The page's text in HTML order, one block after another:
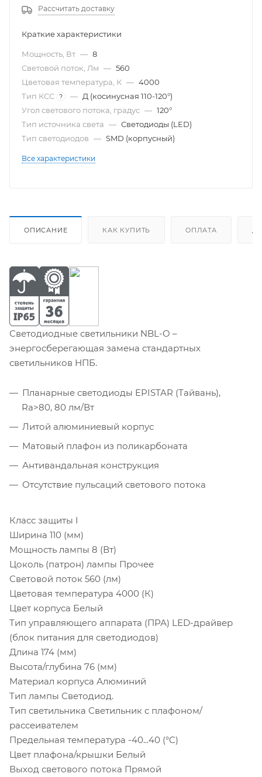
Рассчитать доставку
Краткие характеристики
Мощность, Вт — 8
Световой поток, Лм — 560
Цветовая температура, К — 4000
Тип КСС ? — Д (косинусная 110-120°)
Угол светового потока, градус — 120°
Тип источника света — Светодиоды (LED)
Тип светодиодов — SMD (корпусный)
Все характеристики
ОПИСАНИЕ КАК КУПИТЬ ОПЛАТА
Светодиодные светильники NBL-O –
энергосберегающая замена стандартных
светильников НПБ.
Планарные светодиоды EPISTAR (Тайвань),
Ra>80, 80 лм/Вт
Литой алюминиевый корпус
Матовый плафон из поликарбоната
Антивандальная конструкция
Отсутствие пульсаций светового потока
Класс защиты I
Ширина 110 (мм)
Мощность лампы 8 (Вт)
Цоколь (патрон) лампы Прочее
Световой поток 560 (лм)
Цветовая температура 4000 (К)
Цвет корпуса Белый
Тип управляющего аппарата (ПРА) LED-драйвер
(блок питания для светодиодов)
Длина 174 (мм)
Высота/глубина 76 (мм)
Материал корпуса Алюминий
Тип лампы Светодиод.
Тип светильника Светильник с плафоном/
рассеивателем
Предельная температура -40...40 (°C)
Цвет плафона/крышки Белый
Выход светового потока Прямой